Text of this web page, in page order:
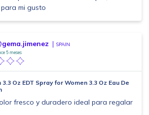
mi gusto
SPAIN
5 meses
Oz EDT Spray for Women 3.3 Oz Eau De
fresco y duradero ideal para regalar